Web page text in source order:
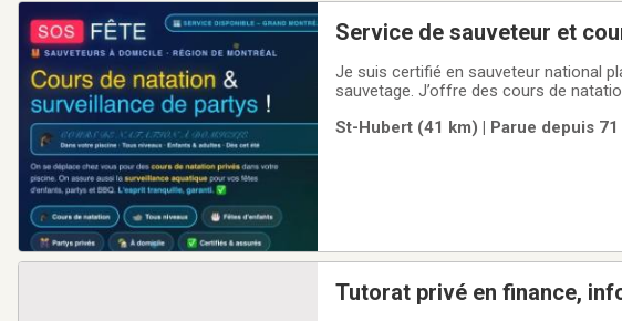
Service de sauveteur et
Je suis certifié en sauveteur national
sauvetage. J’offre des cours de
St-Hubert (41 km) | Parue depuis
Tutorat privé en finance,